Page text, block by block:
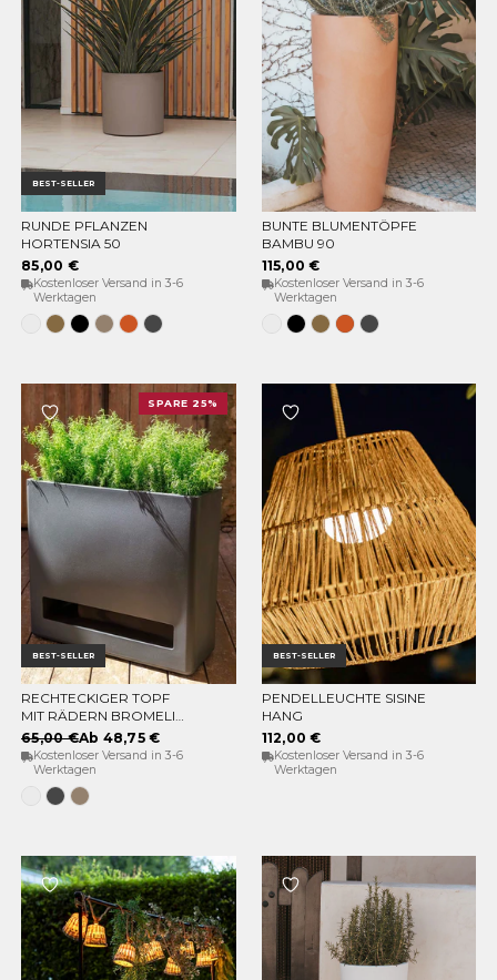
BEST-SELLER
OPTIONEN WÄHLEN
RUNDE PFLANZEN
HORTENSIA 50
85,00 €
Kostenloser Versand in 3-6
Werktagen
WeissBronzeSchwarz
TaupeTerracota
Anthrazit
OPTIONEN WÄHLEN
BUNTE BLUMENTÖPFE
BAMBU 90
115,00 €
Kostenloser Versand in 3-6
Werktagen
WeissSchwarz
BronzeTerracota
Anthrazit
BEST-SELLER
SPARE 25%
OPTIONEN WÄHLEN
RECHTECKIGER TOPF
MIT RÄDERN BROMELIA
78
65,00 €Ab 48,75 €
Kostenloser Versand in 3-6
Werktagen
WeissAnthrazit
Taupe
BEST-SELLER
IN DEN WARENKORB
PENDELLEUCHTE SISINE
HANG
112,00 €
Kostenloser Versand in 3-6
Werktagen